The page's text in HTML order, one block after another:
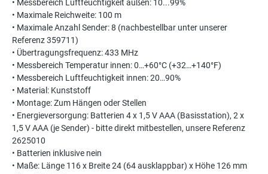
• Messbereich Luftfeuchtigkeit außen: 10...99%
• Maximale Reichweite: 100 m
• Maximale Anzahl Sender: 8 (nachbestellbar unter unserer
Referenz 359711)
• Übertragungsfrequenz: 433 MHz
• Messbereich Temperatur innen: 0…+60°C (+32…+140°F)
• Messbereich Luftfeuchtigkeit innen: 20…90%
• Material: Kunststoff
• Montage: Zum Hängen oder Stellen
• Energieversorgung: Batterien 4 x 1,5 V AAA (Basisstation), 2 x
1,5 V AAA (je Sender) - bitte direkt mitbestellen, unsere Referenz
2625010
• Batterien inklusive nein
• Maße: Länge 116 x Breite 24 (64 ausklappbar) x Höhe 126 mm